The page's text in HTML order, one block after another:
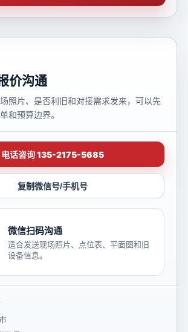
价沟通
照片、是否利旧和对接需求发来，可以先
和预算边界。
电话咨询 135-2175-5685
复制微信号/手机号
微信扫码沟通
适合发送现场照片、点位表、平面图和旧
设备信息。